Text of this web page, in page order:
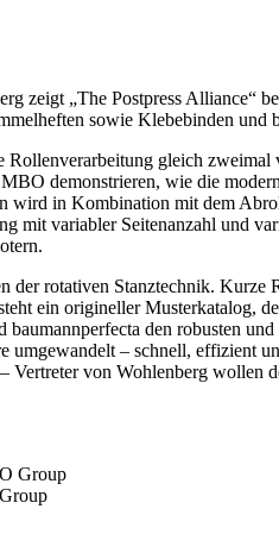
zeigt „The Postpress Alliance“
sowie Klebebinden
gleich
demonstrieren, wie die
wird in Kombination mit dem
mit variabler Seitenanzahl und
rotativen Stanztechnik.
ein origineller Musterkatalog,
den robusten
– schnell, effizient
von Wohlenberg wollen